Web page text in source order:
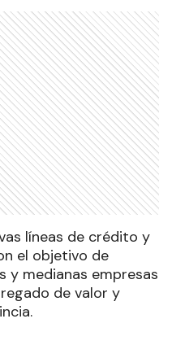
líneas de crédito y
el objetivo de
y medianas empresas
de valor y